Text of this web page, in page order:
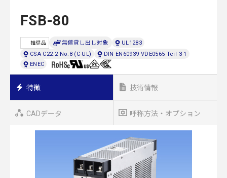
FSB-80
推奨品 無償貸し出し対象
UL1283
CSA C22.2 No.8 (C-UL)
DIN EN60939 VDE0565 Teil 3-1
ENEC
特徴 技術情報
CADデータ 呼称方法・オプション